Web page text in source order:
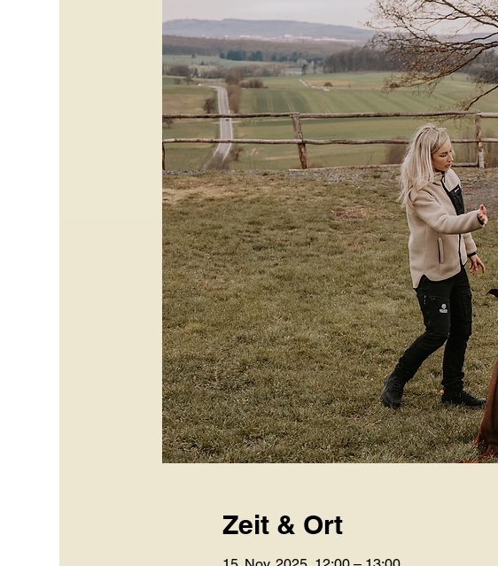
Zeit & Ort